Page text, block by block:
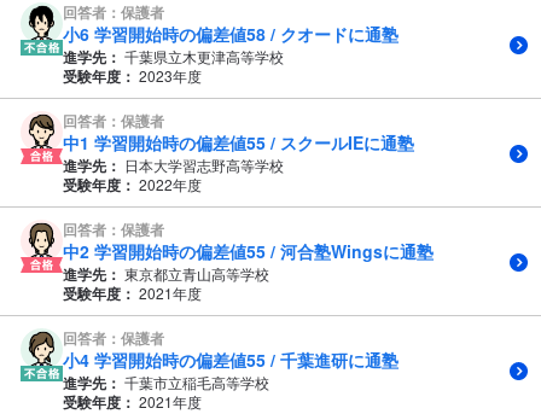
回答者：保護者
小6 学習開始時の偏差値58 / クオードに通塾
進学先： 千葉県立木更津高等学校
受験年度： 2023年度
回答者：保護者
中1 学習開始時の偏差値55 / スクールIEに通塾
進学先： 日本大学習志野高等学校
受験年度： 2022年度
回答者：保護者
中2 学習開始時の偏差値55 / 河合塾Wingsに通塾
進学先： 東京都立青山高等学校
受験年度： 2021年度
回答者：保護者
小4 学習開始時の偏差値55 / 千葉進研に通塾
進学先： 千葉市立稲毛高等学校
受験年度： 2021年度